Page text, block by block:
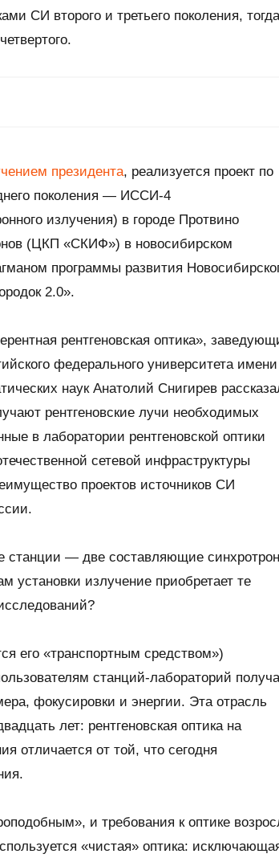
СИ второго и третьего поколения, тогда
президента, реализуется проект по
поколения — ИССИ-4
излучения) в городе Протвино
(ЦКП «СКИФ») в новосибирском
программы развития
2.0».
рентгеновская оптика»,
федерального университета имени
наук Анатолий Снигирев
рентгеновские лучи необходимых
в лаборатории рентгеновской оптики
сетевой инфраструктуры
проектов источников СИ
станции — две составляющие
установки излучение приобретает те
его «транспортным средством»)
станций-лабораторий
фокусировки и энергии. Эта отрасль
лет: рентгеновская оптика на
отличается от той, что сегодня
и требования к оптике
«чистая» оптика: